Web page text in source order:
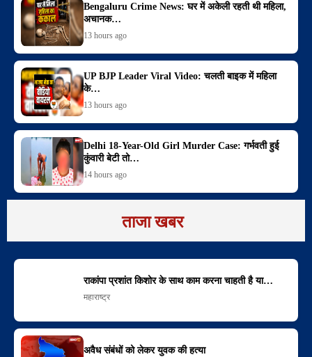
Bengaluru Crime News: घर में अकेली रहती थी महिला,
अचानक…
13 hours ago
UP BJP Leader Viral Video: चलती बाइक में महिला
के…
13 hours ago
Delhi 18-Year-Old Girl Murder Case: गर्भवती हुई
कुंवारी बेटी तो…
14 hours ago
ताजा खबर
राकांपा प्रशांत किशोर के साथ काम करना चाहती है या…
महाराष्ट्र
अवैध संबंधों को लेकर युवक की हत्या